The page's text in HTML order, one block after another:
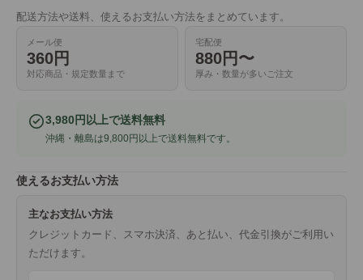
配送方法や送料、使えるお支払い方法をまとめています。
メール便
360円
対応商品・規定数量まで
宅配便
880円〜
厚み・数量が多いご注文
3,980円以上で送料無料
沖縄・離島は9,800円以上で送料無料です。
使えるお支払い方法
主なお支払い方法
クレジットカード、スマホ決済、あと払い、代金引換がご利用い
ただけます。